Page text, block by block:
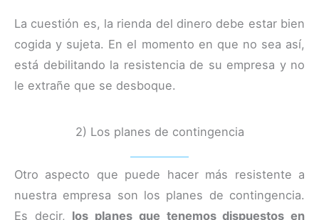
La cuestión es, la rienda del dinero debe estar bien
cogida y sujeta. En el momento en que no sea así,
está debilitando la resistencia de su empresa y no
le extrañe que se desboque.
2) Los planes de contingencia
Otro aspecto que puede hacer más resistente a
nuestra empresa son los planes de contingencia.
Es decir, los planes que tenemos dispuestos en